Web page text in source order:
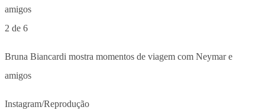
2 de 6
Bruna Biancardi mostra momentos de viagem com Neymar e
amigos
Instagram/Reprodução